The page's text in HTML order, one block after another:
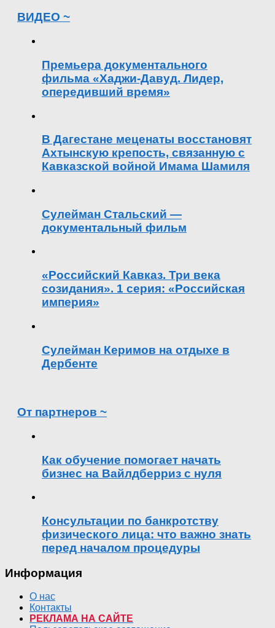
ВИДЕО ~
Премьера документального
фильма «Хаджи-Давуд. Лидер,
опередивший время»
В Дагестане меценаты восстановят
Ахтынскую крепость, связанную с
Кавказской войной Имама Шамиля
Сулейман Стальский —
документальный фильм
«Российский Кавказ. Три века
созидания». 1 серия: «Российская
империя»
Сулейман Керимов на отдыхе в
Дербенте
От партнеров ~
Как обучение помогает начать
бизнес на Вайлдберриз с нуля
Консультации по банкротству
физического лица: что важно знать
перед началом процедуры
Информация
О нас
Контакты
РЕКЛАМА НА САЙТЕ